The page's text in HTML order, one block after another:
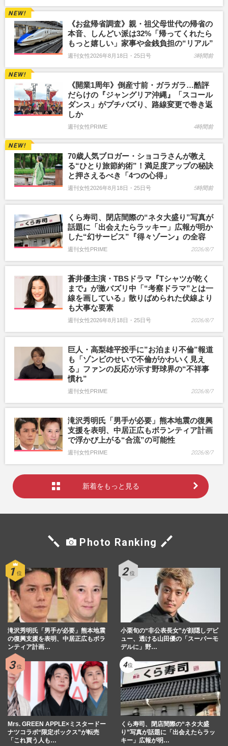
《お盆帰省調査》親・祖父母世代の帰省の
本音、しんどい派は32%「帰ってくれたら
もっと嬉しい」家事や金銭負担の“リアル”
週刊女性2026年8月18日・25日号 3時間前
《開業1周年》倒産寸前・ガラガラ…酷評
だらけの『ジャングリア沖縄』「スコール
ダンス」がプチバズり、路線変更で巻き返
しか
週刊女性PRIME 4時間前
70歳人気ブロガー・ショコラさんが教え
る“ひとり旅節約術”！満足度アップの秘訣
と押さえるべき「4つの心得」
週刊女性2026年8月18日・25日号 5時間前
くら寿司、閉店間際の“ネタ大盛り”写真が
話題に「出会えたらラッキー」広報が明か
した“幻サービス”『得々ゾーン』の全容
週刊女性PRIME 2026/8/7
蒼井優主演・TBSドラマ『Tシャツが乾く
まで』が激バズリ中「“考察ドラマ”とは一
線を画している」散りばめられた伏線より
も大事な要素
週刊女性2026年8月18日・25日号 2026/8/7
巨人・高梨雄平投手に”お泊まり不倫”報道
も「ゾンビのせいで不倫がかわいく見え
る」ファンの反応が示す野球界の“不祥事
慣れ”
週刊女性PRIME 2026/8/7
滝沢秀明氏「男手が必要」熊本地震の復興
支援を表明、中居正広もボランティア計画
で浮かび上がる“合流”の可能性
週刊女性PRIME 2026/8/7
新着をもっと見る
Photo Ranking
滝沢秀明氏「男手が必要」熊本地震
の復興支援を表明、中居正広もボラ
ンティア計画…
小栗旬の“非公表長女”が顔隠しデビ
ュー、透ける山田優の「スーパーモ
デルに」野…
Mrs. GREEN APPLE×ミスタードー
ナツコラボ“限定ボックス”が転売
「これ買う人も…
くら寿司、閉店間際の“ネタ大盛
り”写真が話題に「出会えたらラッ
キー」広報が明…